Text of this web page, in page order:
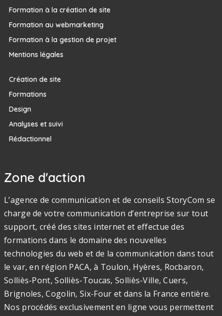
Formation à la création de site
Formation au webmarketing
Formation à la gestion de projet
Mentions légales
Création de site
Formations
Design
Analyses et suivi
Rédactionnel
Zone d'action
L’agence de communication et de conseils StoryCom se
charge de votre communication d’entreprise sur tout
support, créé des sites internet et effectue des
formations dans le domaine des nouvelles
technologies du web et de la communication dans tout
le var, en région PACA, à Toulon, Hyères, Rocbaron,
Solliès-Pont, Solliès-Toucas, Solliès-Ville, Cuers,
Brignoles, Cogolin, Six-Four et dans la France entière.
Nos procédés exclusivement en ligne vous permettent